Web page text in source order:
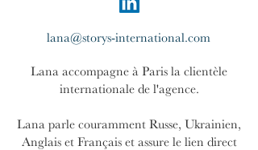
lana@storys-international.com
Lana accompagne à Paris la clientèle
internationale de l'agence.
Lana parle couramment Russe, Ukrainien,
Anglais et Français et assure le lien direct